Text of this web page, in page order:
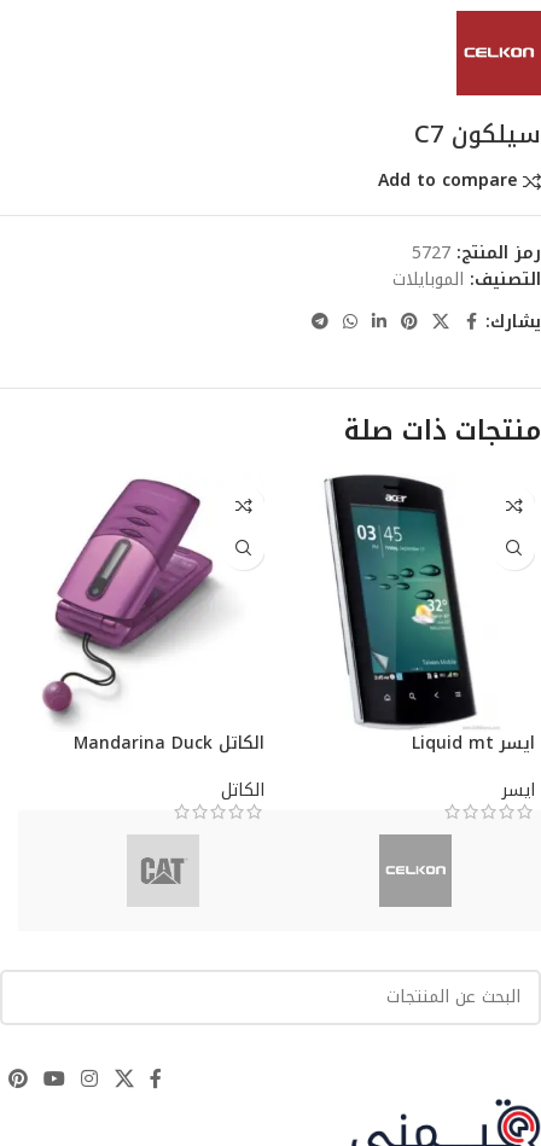
سيلكون C7
Add to compare
رمز المنتج: 5727
التصنيف: الموبايلات
يشارك:
منتجات ذات صلة
ايسر Liquid mt
ايسر
الكاتل Mandarina Duck
الكاتل